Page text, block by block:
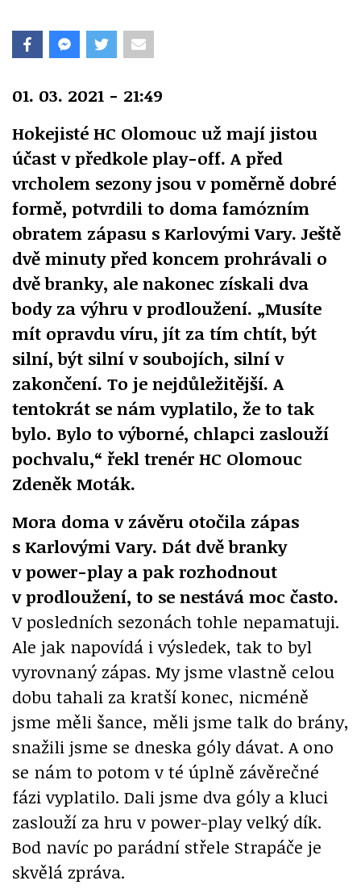
01. 03. 2021 - 21:49
Hokejisté HC Olomouc už mají jistou
účast v předkole play-off. A před
vrcholem sezony jsou v poměrně dobré
formě, potvrdili to doma famózním
obratem zápasu s Karlovými Vary. Ještě
dvě minuty před koncem prohrávali o
dvě branky, ale nakonec získali dva
body za výhru v prodloužení. „Musíte
mít opravdu víru, jít za tím chtít, být
silní, být silní v soubojích, silní v
zakončení. To je nejdůležitější. A
tentokrát se nám vyplatilo, že to tak
bylo. Bylo to výborné, chlapci zaslouží
pochvalu,“ řekl trenér HC Olomouc
Zdeněk Moták.
Mora doma v závěru otočila zápas
s Karlovými Vary. Dát dvě branky
v power-play a pak rozhodnout
v prodloužení, to se nestává moc často.
V posledních sezonách tohle nepamatuji.
Ale jak napovídá i výsledek, tak to byl
vyrovnaný zápas. My jsme vlastně celou
dobu tahali za kratší konec, nicméně
jsme měli šance, měli jsme talk do brány,
snažili jsme se dneska góly dávat. A ono
se nám to potom v té úplně závěrečné
fázi vyplatilo. Dali jsme dva góly a kluci
zaslouží za hru v power-play velký dík.
Bod navíc po parádní střele Strapáče je
skvělá zpráva.